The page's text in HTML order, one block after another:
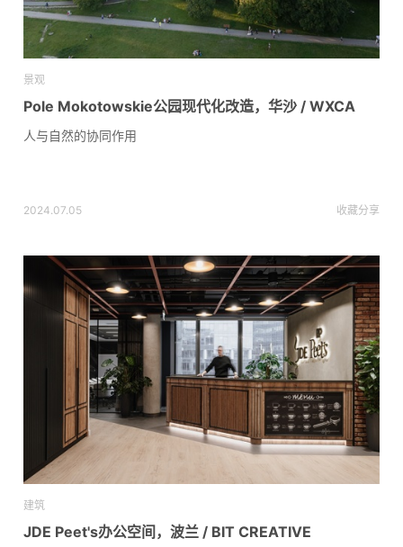
景观
Pole Mokotowskie公园现代化改造，华沙 / WXCA
人与自然的协同作用
2024.07.05 收藏分享
建筑
JDE Peet's办公空间，波兰 / BIT CREATIVE